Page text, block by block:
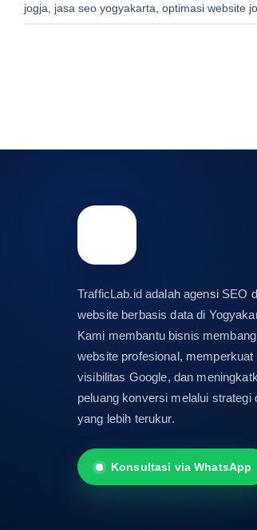
jogja
jasa seo yogyakarta optimasi website
TrafficLab.id adalah agensi SEO
website berbasis data di
Kami membantu bisnis
website profesional, memperkuat
visibilitas Google, dan
peluang konversi melalui strategi
yang lebih terukur.
Konsultasi via WhatsApp